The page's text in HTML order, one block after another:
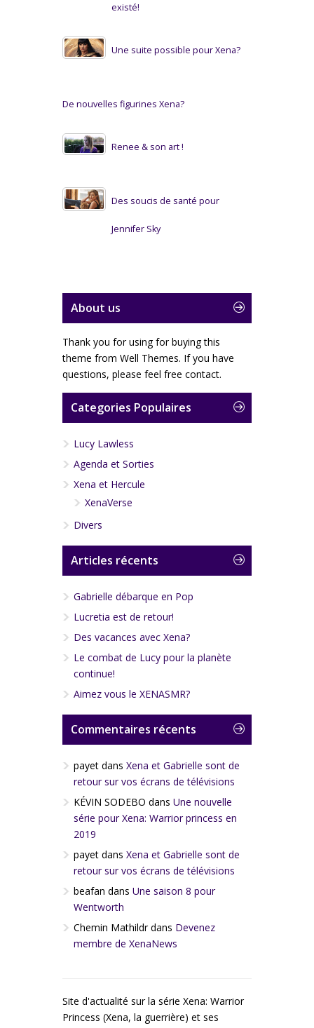
existé!
Une suite possible pour Xena?
De nouvelles figurines Xena?
Renee & son art !
Des soucis de santé pour
Jennifer Sky
About us
Thank you for using for buying this
theme from Well Themes. If you have
questions, please feel free contact.
Categories Populaires
Lucy Lawless
Agenda et Sorties
Xena et Hercule
XenaVerse
Divers
Articles récents
Gabrielle débarque en Pop
Lucretia est de retour!
Des vacances avec Xena?
Le combat de Lucy pour la planète
continue!
Aimez vous le XENASMR?
Commentaires récents
payet dans Xena et Gabrielle sont de
retour sur vos écrans de télévisions
KÉVIN SODEBO dans Une nouvelle
série pour Xena: Warrior princess en
2019
payet dans Xena et Gabrielle sont de
retour sur vos écrans de télévisions
beafan dans Une saison 8 pour
Wentworth
Chemin Mathildrdans Devenez
membre de XenaNews
Site d'actualité sur la série Xena: Warrior
Princess (Xena, la guerrière) et ses